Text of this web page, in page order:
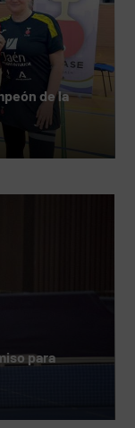
de la
para